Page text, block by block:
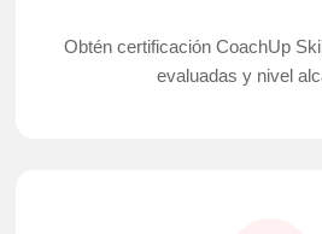
Obtén certificación CoachUp
evaluadas y nivel